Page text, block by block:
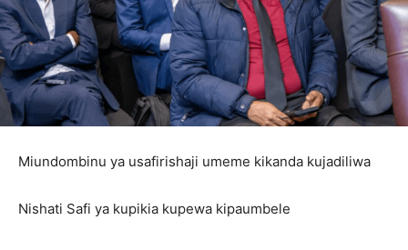
Miundombinu ya usafirishaji umeme kikanda kujadiliwa
Nishati Safi ya kupikia kupewa kipaumbele